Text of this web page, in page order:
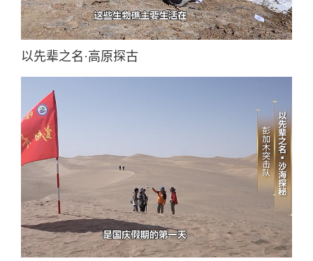
以先辈之名·高原探古